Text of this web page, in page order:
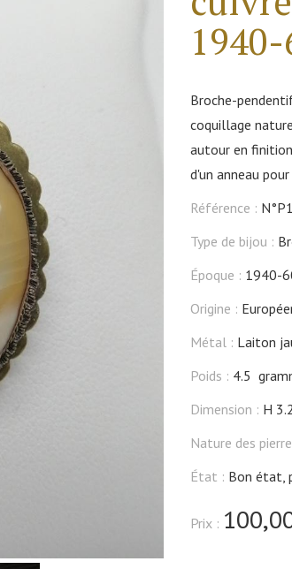
Broche-
coquillage
autour en
d'un anneau
Référence :
Type de bijou :
Époque : 1940-
Origine :
Métal : Laiton
Poids : 4.5
Dimension : H
Nature des
État : Bon état,
Prix :